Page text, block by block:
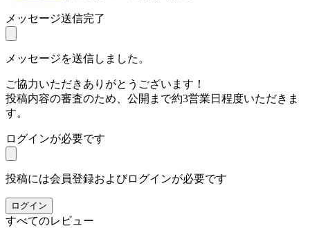
メッセージ送信完了
メッセージを送信しました。
ご協力いただきありがとうございます！
投稿内容の審査のため、公開まで約3営業日程度いただきま
す。
ログインが必要です
投稿には会員登録およびログインが必要です
ログイン
すべてのレビュー